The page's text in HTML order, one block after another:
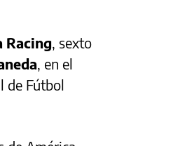
Racing, sexto
, en el
de Fútbol